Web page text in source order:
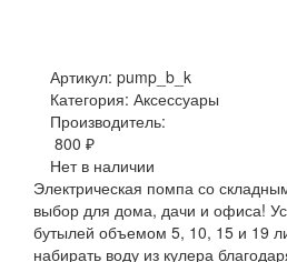
Артикул: pump_b_k
Категория: Аксессуары
Производитель:
800 ₽
Нет в наличии
Электрическая помпа со
выбор для дома, дачи и офиса!
бутылей объемом 5, 10, 15 и 19
набирать воду из кулера